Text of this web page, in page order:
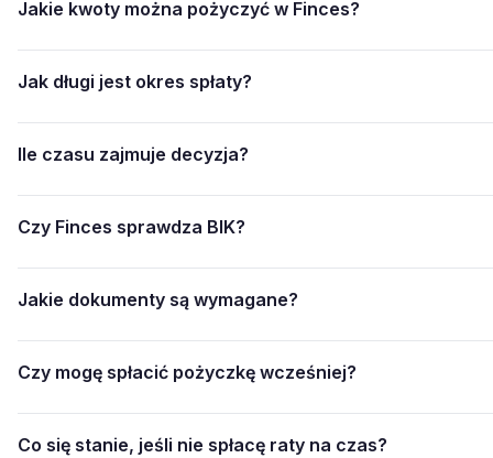
Jakie kwoty można pożyczyć w Finces?
Jak długi jest okres spłaty?
Ile czasu zajmuje decyzja?
Czy Finces sprawdza BIK?
Jakie dokumenty są wymagane?
Czy mogę spłacić pożyczkę wcześniej?
Co się stanie, jeśli nie spłacę raty na czas?